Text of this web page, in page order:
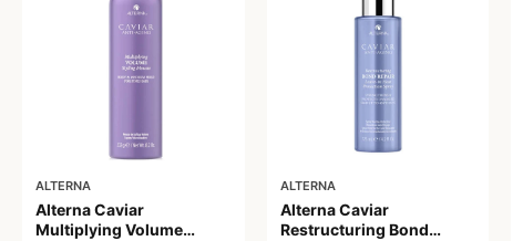
ALTERNA
Alterna Caviar
Multiplying Volume
ALTERNA
Alterna Caviar
Restructuring Bond